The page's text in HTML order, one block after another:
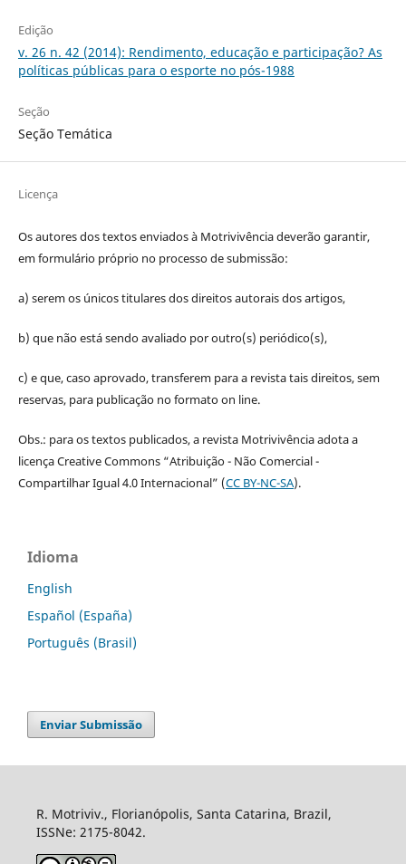
Edição
v. 26 n. 42 (2014): Rendimento, educação e participação? As
políticas públicas para o esporte no pós-1988
Seção
Seção Temática
Licença
Os autores dos textos enviados à Motrivivência deverão garantir,
em formulário próprio no processo de submissão:
a) serem os únicos titulares dos direitos autorais dos artigos,
b) que não está sendo avaliado por outro(s) periódico(s),
c) e que, caso aprovado, transferem para a revista tais direitos, sem
reservas, para publicação no formato on line.
Obs.: para os textos publicados, a revista Motrivivência adota a
licença Creative Commons “Atribuição - Não Comercial -
Compartilhar Igual 4.0 Internacional” (CC BY-NC-SA).
Idioma
English
Español (España)
Português (Brasil)
Enviar Submissão
R. Motriviv., Florianópolis, Santa Catarina, Brazil,
ISSNe: 2175-8042.